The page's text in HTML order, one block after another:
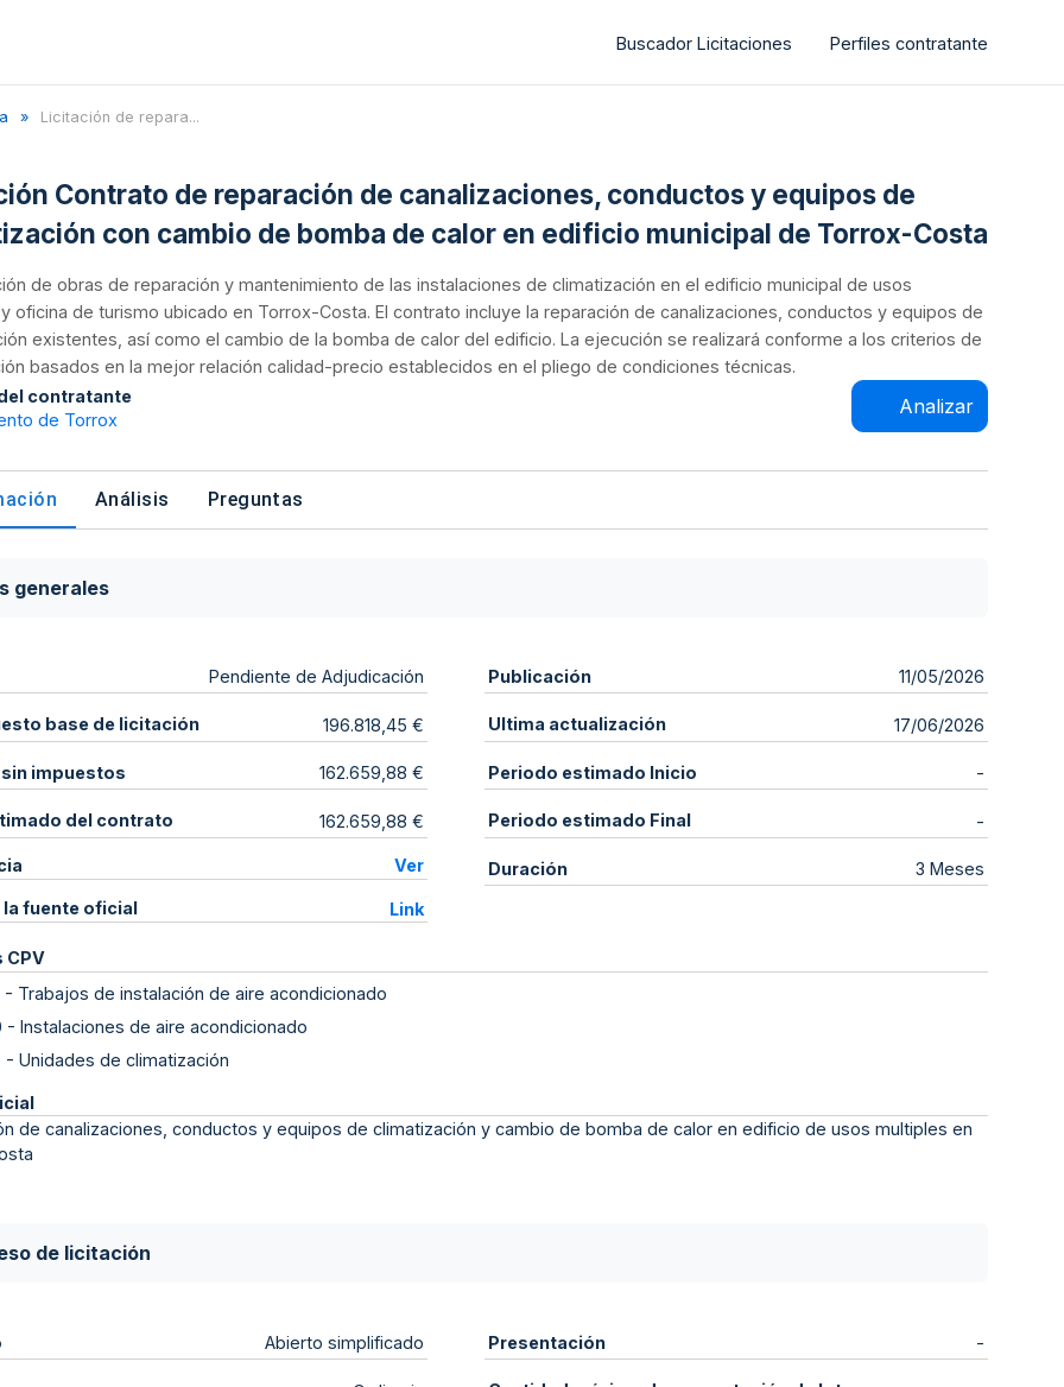
Buscador Licitaciones Perfiles contratante
Licitación de repara...
Contrato de reparación de canalizaciones, conductos y equipos de
con cambio de bomba de calor en edificio municipal de Torrox-Costa
de obras de reparación y mantenimiento de las instalaciones de climatización en el edificio municipal de usos
oficina de turismo ubicado en Torrox-Costa. El contrato incluye la reparación de canalizaciones, conductos y equipos de
existentes, así como el cambio de la bomba de calor del edificio. La ejecución se realizará conforme a los criterios de
basados en la mejor relación calidad-precio establecidos en el pliego de condiciones técnicas.
contratante
de Torrox
Analizar
Análisis Preguntas
generales
Pendiente de Adjudicación
base de licitación 196.818,45 €
impuestos 162.659,88 €
del contrato 162.659,88 €
Ver
la fuente oficial Link
Publicación 11/05/2026
Ultima actualización 17/06/2026
Periodo estimado Inicio -
Periodo estimado Final -
Duración 3 Meses
CPV
- Trabajos de instalación de aire acondicionado
- Instalaciones de aire acondicionado
- Unidades de climatización
de canalizaciones, conductos y equipos de climatización y cambio de bomba de calor en edificio de usos multiples en
de licitación
Abierto simplificado Presentación -